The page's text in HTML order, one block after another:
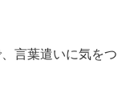
言葉遣いに気をつ